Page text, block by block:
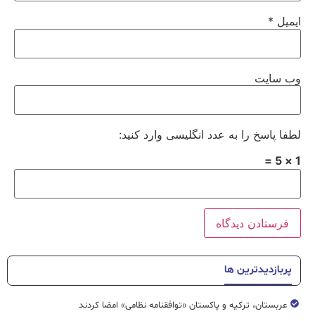
ایمیل *
وب‌ سایت
لطفا پاسخ را به عدد انگلیسی وارد کنید:
1 × 5 =
پربازدیدترین ها
عربستان، ترکیه و پاکستان «توافقنامه نظامی» امضا کردند